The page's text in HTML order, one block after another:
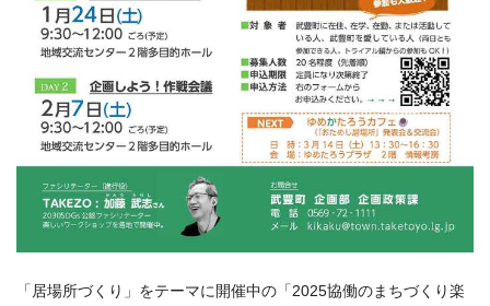
「居場所づくり」をテーマに開催中の「2025協働のまちづくり楽